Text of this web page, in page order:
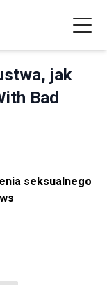
jak
Bad
seksualnego